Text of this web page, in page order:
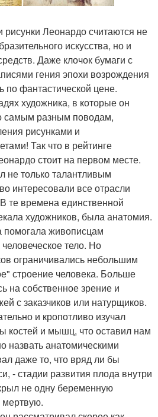
Леонардо считаются не
искусства, но и
Даже клочок бумаги с
гения эпохи возрождения
по фантастической цене.
художника, в которые он
самым разным поводам,
рисунками и
Так что в рейтинге
стоит на первом месте.
только талантливым
интересовали все отрасли
те времена единственной
художников, была анатомия.
помогала живописцам
тело. Но
ограничивались небольшим
строение человека. Больше
на собственное зрение и
с заказчиков или натурщиков.
и кропотливо изучал
костей и мышц, что оставил нам
назвать анатомическими
даже то, что вряд ли бы
- стадии развития плода внутри
не одну беременную